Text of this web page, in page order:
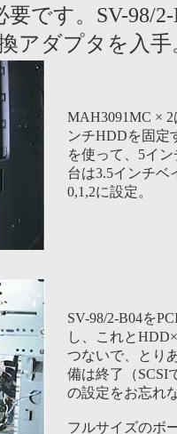
です。SV-98/
アダプタを入手
MAH3091MC ×
ンチHDDを固定
を使って、5イ
台は3.5インチベ
0,1,2に設定。
SV-98/2-B04を
し、これと
つないで、とり
備は終了（SCSI
の設定をお忘れ
フルサイズのボ